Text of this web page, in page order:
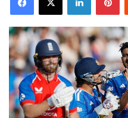
d
a
n
e
m
a
i
l